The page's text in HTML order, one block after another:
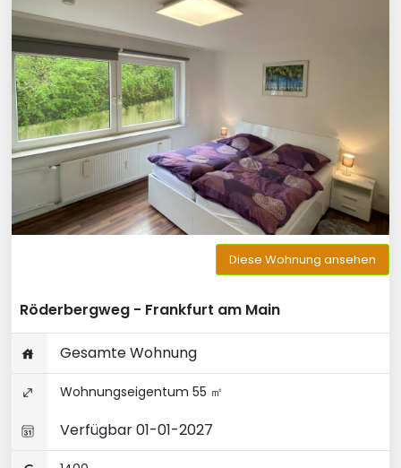
Diese Wohnung ansehen
Röderbergweg - Frankfurt am Main
Gesamte Wohnung
Wohnungseigentum 55 ㎡
Verfügbar 01-01-2027